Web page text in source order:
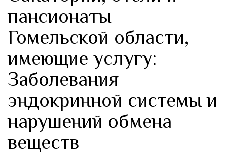
пансионаты
Гомельской области,
имеющие услугу:
Заболевания
эндокринной системы и
нарушений обмена
веществ